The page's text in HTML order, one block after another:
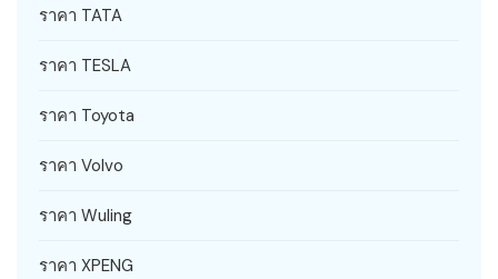
ราคา TATA
ราคา TESLA
ราคา Toyota
ราคา Volvo
ราคา Wuling
ราคา XPENG